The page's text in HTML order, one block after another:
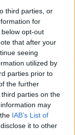
third parties, or
for
opt-out
that after your
seeing
utilized by
parties prior to
the further
parties on the
may
IAB’s List of
it to other
605
ζημιές σε
η